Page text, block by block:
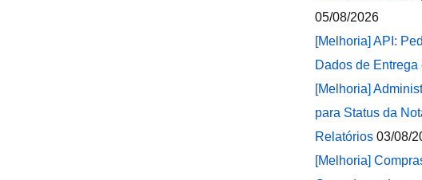
05/08/2026
[Melhoria] API:
Dados de Entrega
[Melhoria]
para Status da
Relatórios 03/08/
[Melhoria]